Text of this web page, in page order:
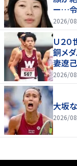
ー…令
2026/
Ｕ２
銅メ
妻遼
2026/
大坂
2026/